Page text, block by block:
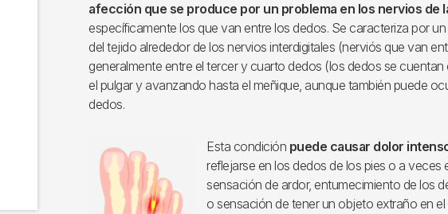
afección que se produce por un problema en los nervios de
específicamente los que van entre los dedos. Se caracteriza por
del tejido alrededor de los nervios interdigitales (nerviós que van
generalmente entre el tercer y cuarto dedos (los dedos se
el pulgar y avanzando hasta el meñique, aunque también puede
dedos.
Esta condición puede causar dolor
reflejarse en los dedos de los pies o a veces
sensación de ardor, entumecimiento de los
o sensación de tener un objeto extraño en